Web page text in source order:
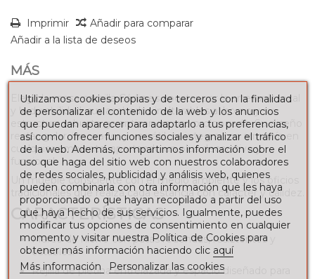
Imprimir
Añadir para comparar
Añadir a la lista de deseos
MÁS
Elegir la mesa camilla Cádiz es apostar por la artesanía local
y la durabilidad: sus acabados inalterables al horno y su
estructura robusta garantizan un uso prolongado. Su diseño
rectangular, innovador y versátil, se integra con armonía en
cualquier ambiente, aportando un plus decorativo y
funcional.
Un mueble consciente con el medio ambiente y los oficios
tradicionales que realza cada estancia con carácter y calidez.
CARACTERÍSTICAS
Marco de hierro con patas redondas, resistentes y
estables.
Rejilla de pletina entrelazada y espacio diseñado para
Utilizamos cookies propias y de terceros con la finalidad
de personalizar el contenido de la web y los anuncios
que puedan aparecer para adaptarlo a tus preferencias,
así como ofrecer funciones sociales y analizar el tráfico
de la web. Además, compartimos información sobre el
uso que haga del sitio web con nuestros colaboradores
de redes sociales, publicidad y análisis web, quienes
pueden combinarla con otra información que les haya
proporcionado o que hayan recopilado a partir del uso
que haya hecho de sus servicios. Igualmente, puedes
modificar tus opciones de consentimiento en cualquier
momento y visitar nuestra Política de Cookies para
obtener más información haciendo clic aquí
Más información
Personalizar las cookies